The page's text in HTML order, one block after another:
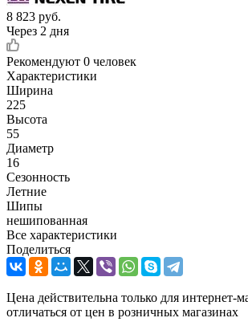
8 823 руб.
Через 2 дня
Рекомендуют 0 человек
Характеристики
Ширина
225
Высота
55
Диаметр
16
Сезонность
Летние
Шипы
нешипованная
Все характеристики
Поделиться
Цена действительна только для интернет-
отличаться от цен в розничных магазинах